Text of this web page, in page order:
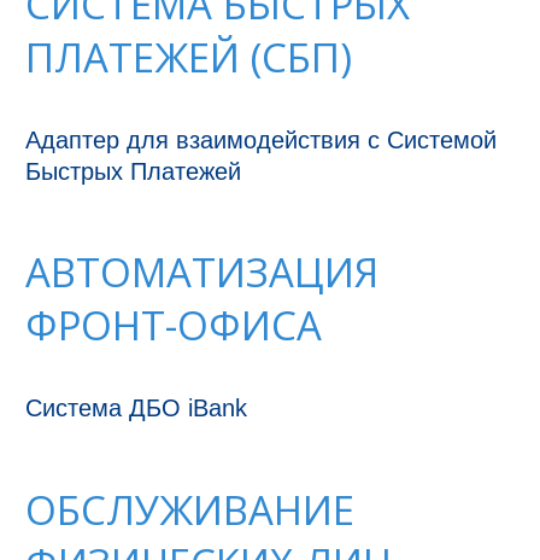
ПЛАТЕЖЕЙ (СБП)
Адаптер для взаимодействия с Системой
Быстрых Платежей
АВТОМАТИЗАЦИЯ
ФРОНТ-ОФИСА
Система ДБО iBank
ОБСЛУЖИВАНИЕ